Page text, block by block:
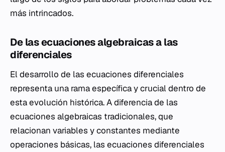
más intrincados.
De las ecuaciones algebraicas a las
diferenciales
El desarrollo de las ecuaciones diferenciales
representa una rama específica y crucial dentro de
esta evolución histórica. A diferencia de las
ecuaciones algebraicas tradicionales, que
relacionan variables y constantes mediante
operaciones básicas, las ecuaciones diferenciales